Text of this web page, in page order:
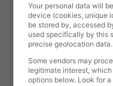
Your personal data will
device (cookies, unique
be stored by, accessed
used specifically by this
precise geolocation data.
Some vendors may
legitimate interest,
options below. Look for